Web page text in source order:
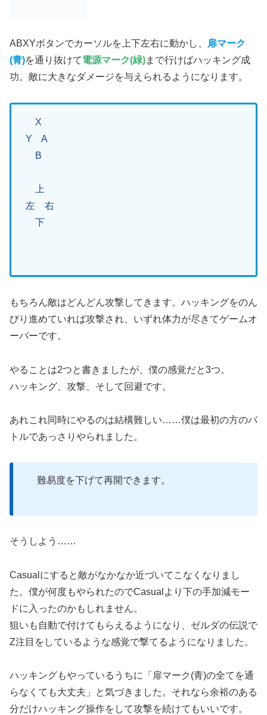
ABXYボタンでカーソルを上下左右に動かし、
扉マーク
(青)を通り抜けて電源マーク(緑)まで行けばハッキング成
功。敵に大きなダメージを与えられるようになります。
X
Y A
B
上
左 右
下
もちろん敵はどんどん攻撃してきます。ハッキングをのん
びり進めていれば攻撃され、いずれ体力が尽きてゲームオ
ーバーです。
やることは2つと書きましたが、僕の感覚だと3つ。
ハッキング、攻撃、そして回避です。
あれこれ同時にやるのは結構難しい……僕は最初の方のバ
トルであっさりやられました。
難易度を下げて再開できます。
そうしよう……
Casualにすると敵がなかなか近づいてこなくなりまし
た。僕が何度もやられたのでCasualより下の手加減モー
ドに入ったのかもしれません。
狙いも自動で付けてもらえるようになり、ゼルダの伝説で
Z注目をしているような感覚で撃てるようになりました。
ハッキングもやっているうちに「扉マーク(青)の全てを通
らなくても大丈夫」と気づきました。それなら余裕のある
分だけハッキング操作をして攻撃を続けてもいいです。